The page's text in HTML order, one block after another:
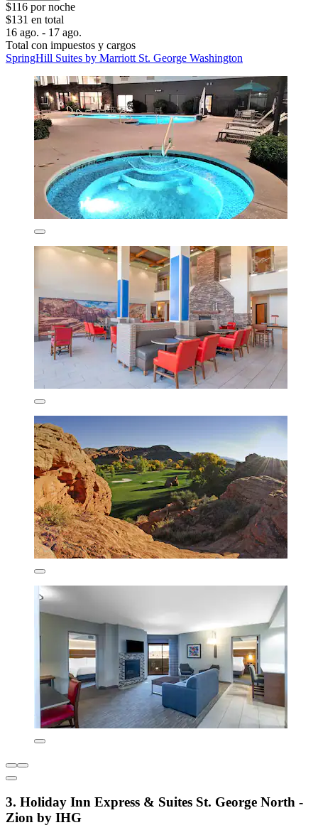
$116 por noche
$131 en total
16 ago. - 17 ago.
Total con impuestos y cargos
SpringHill Suites by Marriott St. George Washington
3. Holiday Inn Express & Suites St. George North -
Zion by IHG